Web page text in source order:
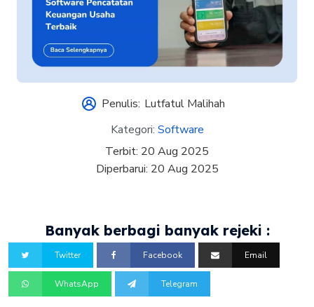
Penulis: Lutfatul Malihah
Kategori: Software
Terbit: 20 Aug 2025
Diperbarui: 20 Aug 2025
Banyak berbagi banyak rejeki :
Twitter Facebook Email
WhatsApp Telegram